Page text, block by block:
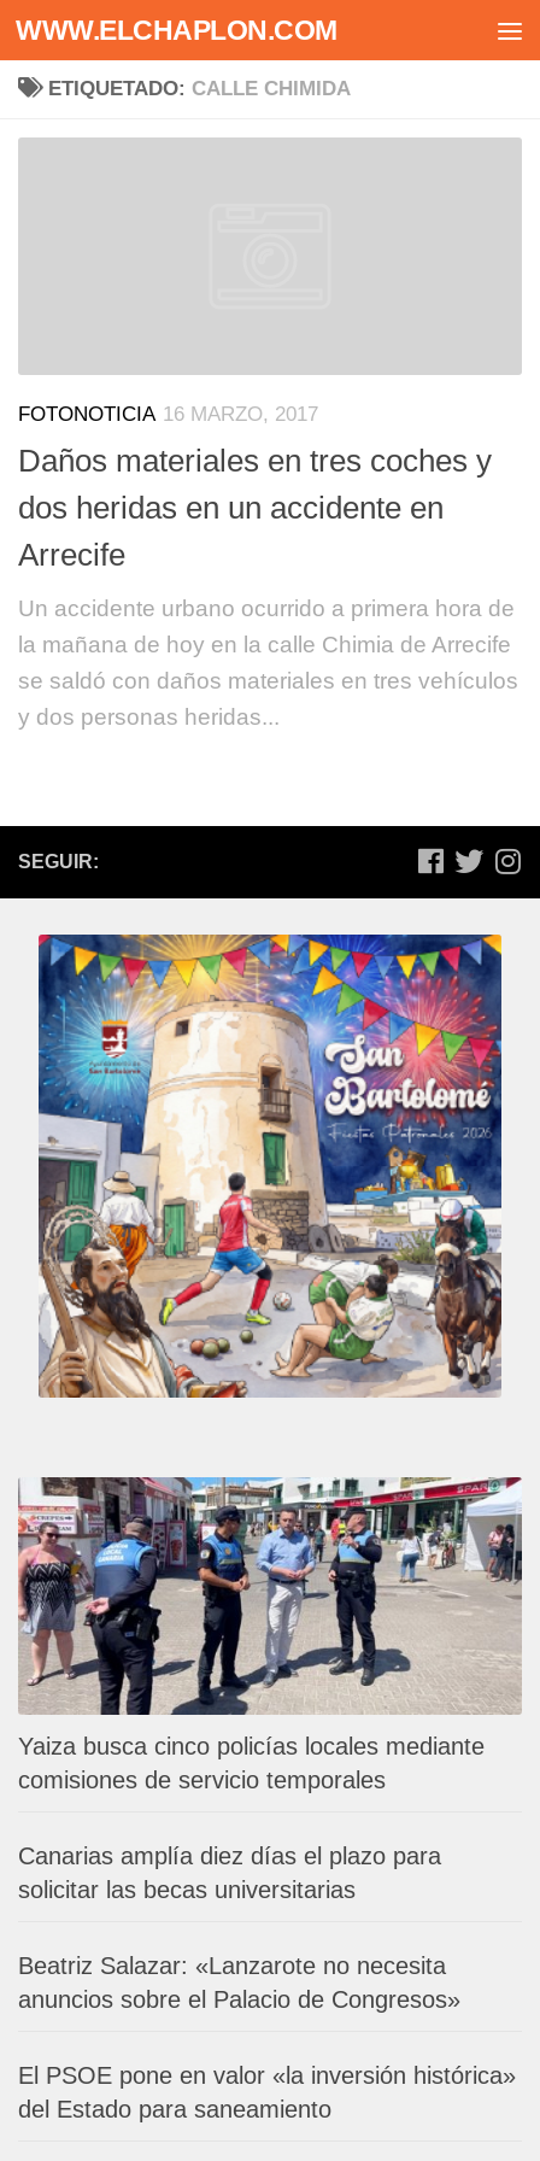
Saltar al contenido
WWW.ELCHAPLON.COM
ETIQUETADO: CALLE CHIMIDA
FOTONOTICIA 16 MARZO, 2017
Daños materiales en tres coches y
dos heridas en un accidente en
Arrecife
Un accidente urbano ocurrido a primera hora de
la mañana de hoy en la calle Chimia de Arrecife
se saldó con daños materiales en tres vehículos
y dos personas heridas...
SEGUIR:
Yaiza busca cinco policías locales mediante
comisiones de servicio temporales
Canarias amplía diez días el plazo para
solicitar las becas universitarias
Beatriz Salazar: «Lanzarote no necesita
anuncios sobre el Palacio de Congresos»
El PSOE pone en valor «la inversión histórica»
del Estado para saneamiento